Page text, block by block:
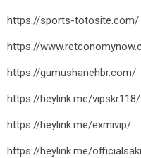
https://sports-totosite.com/
https://
https://gumushanehbr.com/
https://heylink.me/vipskr118/
https://heylink.me/exmivip/
https://heylink.me/